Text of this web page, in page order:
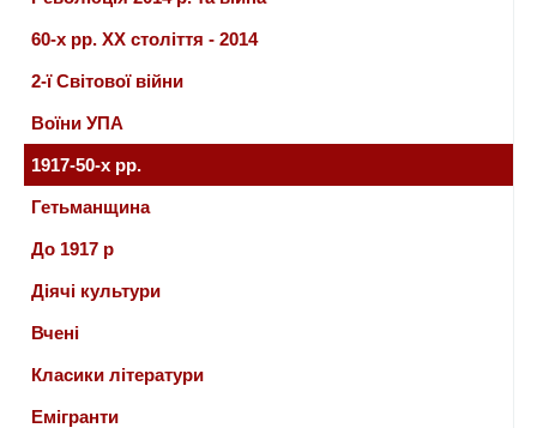
60-х рр. ХХ століття - 2014
2-ї Світової війни
Воїни УПА
1917-50-х рр.
Гетьманщина
До 1917 р
Діячі культури
Вчені
Класики літератури
Емігранти